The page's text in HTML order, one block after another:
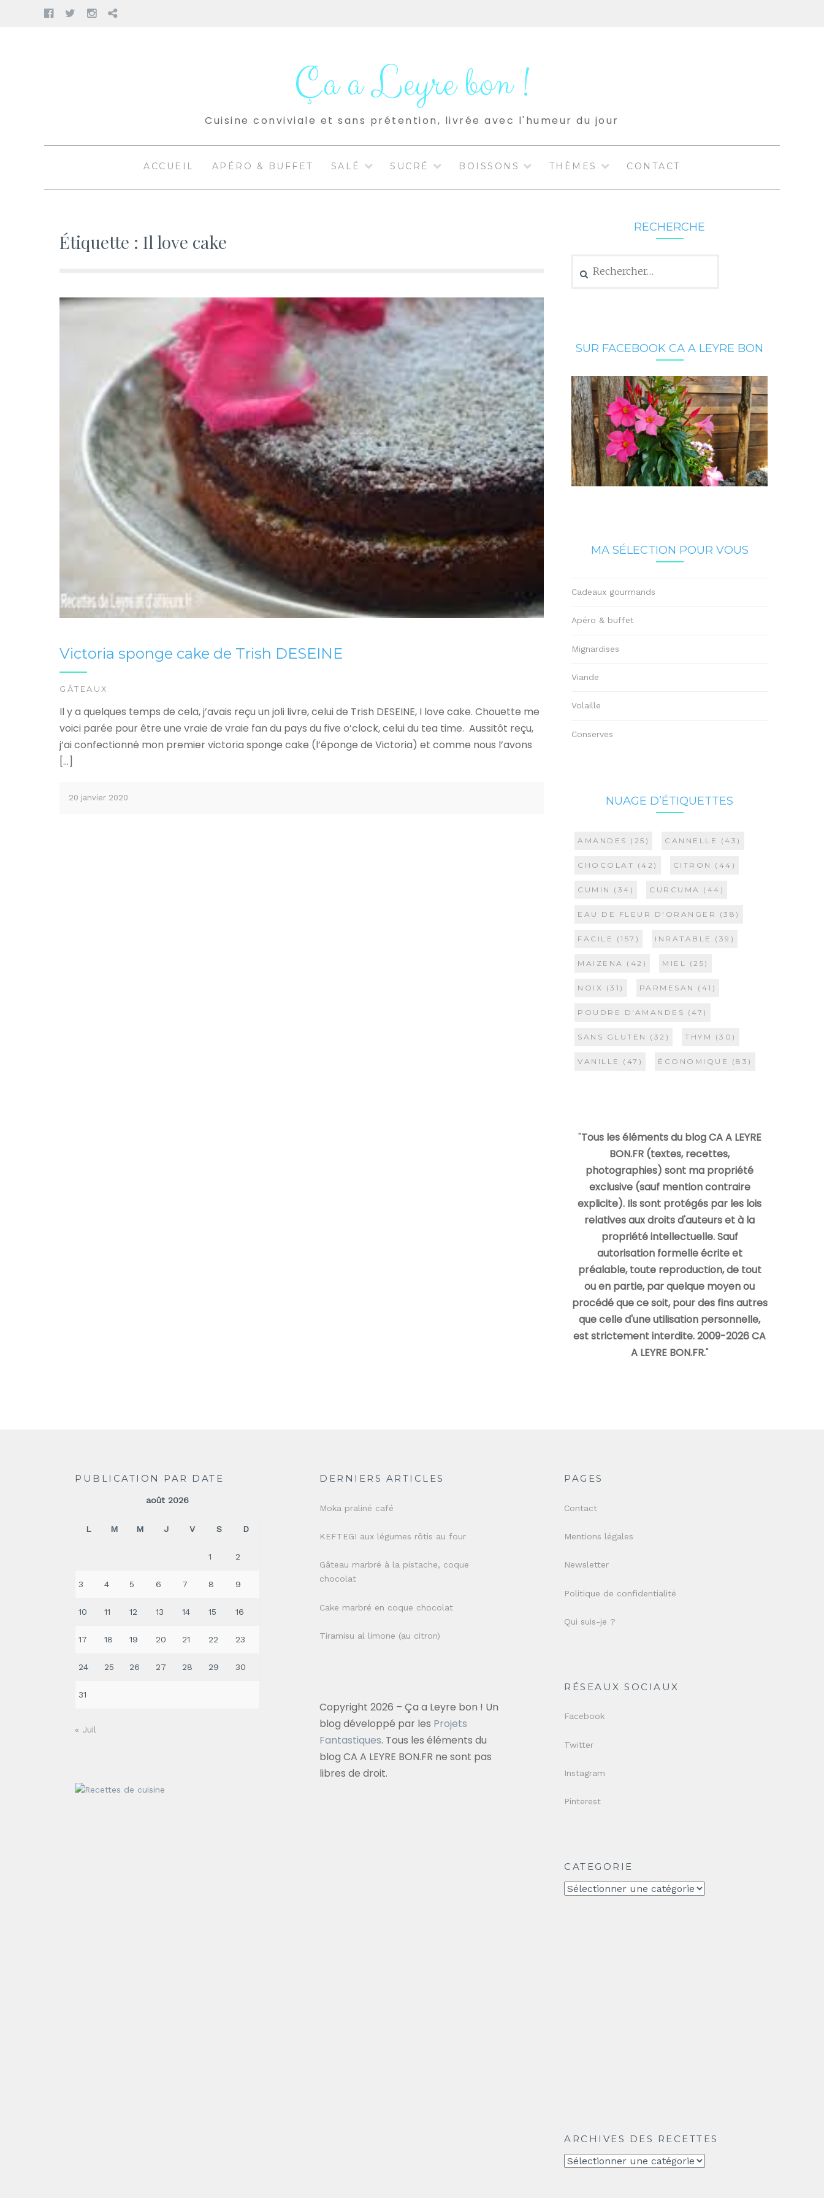
FacebookTwitter
Instagram
Pinterest
Ça a Leyre bon !
Cuisine conviviale et sans prétention, livrée avec l'humeur du jour
ACCUEIL APÉRO & BUFFET SALÉ SUCRÉ BOISSONS THÈMES CONTACT
Étiquette : Il love cake
Victoria sponge cake de Trish DESEINE
GÂTEAUX
Il y a quelques temps de cela, j’avais reçu un joli livre, celui de Trish DESEINE, I love cake. Chouette me
voici parée pour être une vraie de vraie fan du pays du five o’clock, celui du tea time. Aussitôt reçu,
j’ai confectionné mon premier victoria sponge cake (l’éponge de Victoria) et comme nous l’avons
[…]
20 janvier 2020
RECHERCHE
SUR FACEBOOK CA A LEYRE BON
MA SÉLECTION POUR VOUS
Cadeaux gourmands
Apéro & buffet
Mignardises
Viande
Volaille
Conserves
NUAGE D’ÉTIQUETTES
AMANDES (25) CANNELLE (43)
CHOCOLAT (42) CITRON (44)
CUMIN (34) CURCUMA (44)
EAU DE FLEUR D'ORANGER (38)
FACILE (157) INRATABLE (39)
MAIZENA (42) MIEL (25)
NOIX (31) PARMESAN (41)
POUDRE D'AMANDES (47)
SANS GLUTEN (32) THYM (30)
VANILLE (47) ÉCONOMIQUE (83)
"Tous les éléments du blog CA A LEYRE
BON.FR (textes, recettes,
photographies) sont ma propriété
exclusive (sauf mention contraire
explicite). Ils sont protégés par les lois
relatives aux droits d'auteurs et à la
propriété intellectuelle. Sauf
autorisation formelle écrite et
préalable, toute reproduction, de tout
ou en partie, par quelque moyen ou
procédé que ce soit, pour des fins autres
que celle d'une utilisation personnelle,
est strictement interdite. 2009-2026 CA
A LEYRE BON.FR."
PUBLICATION PAR DATE
août 2026
L M M J V S D
1 2
3 4 5 6 7 8 9
10 11 12 13 14 15 16
17 18 19 20 21 22 23
24 25 26 27 28 29 30
31
« Juil
DERNIERS ARTICLES
Moka praliné café
KEFTEGI aux légumes rôtis au four
Gâteau marbré à la pistache, coque
chocolat
Cake marbré en coque chocolat
Tiramisu al limone (au citron)
Copyright 2026 – Ça a Leyre bon ! Un
blog développé par les Projets
Fantastiques. Tous les éléments du
blog CA A LEYRE BON.FR ne sont pas
libres de droit.
PAGES
Contact
Mentions légales
Newsletter
Politique de confidentialité
Qui suis-je ?
RÉSEAUX SOCIAUX
Facebook
Twitter
Instagram
Pinterest
CATEGORIE
CATEGORIE
ARCHIVES DES RECETTES
Archives